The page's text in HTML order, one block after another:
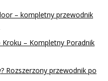
– kompletny przewodnik
– Kompletny Poradnik
Rozszerzony przewodnik po